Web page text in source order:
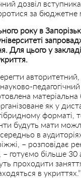
дозвіл
за бюджетне
року в
Для цього у закладі
авторитетний,
педагогічний
матеріальна
як у
форматі,
будуть мати
в
– розповідає
готуємо більше 30
проходити
в укриттях.”